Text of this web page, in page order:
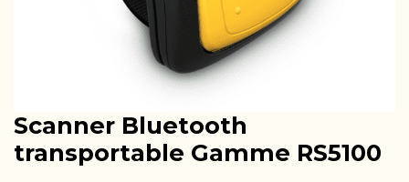
Scanner Bluetooth
transportable Gamme RS5100